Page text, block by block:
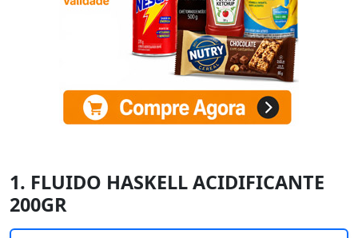
1. FLUIDO HASKELL ACIDIFICANTE
200GR